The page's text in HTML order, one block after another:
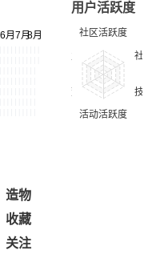
用户活跃度
造物
收藏
关注